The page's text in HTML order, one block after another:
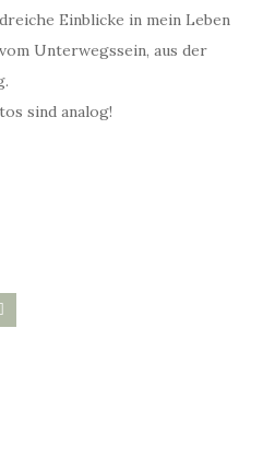
Einblicke in mein Leben
Unterwegssein, aus der
sind analog!